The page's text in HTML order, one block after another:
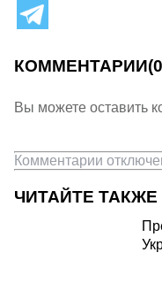
КОММЕНТАРИИ
Вы можете оставить
Комментарии
ЧИТАЙТЕ ТАКЖЕ